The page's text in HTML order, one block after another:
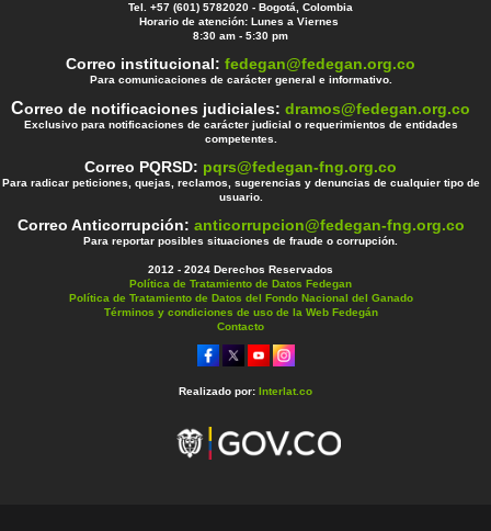
Tel. +57 (601) 5782020 - Bogotá, Colombia
Horario de atención: Lunes a Viernes
8:30 am - 5:30 pm
Correo institucional:fedegan@fedegan.org.co
Para comunicaciones de carácter general e informativo.
Correo de notificaciones judiciales:dramos@fedegan.org.co
Exclusivo para notificaciones de carácter judicial o requerimientos de entidades
competentes.
Correo PQRSD: pqrs@fedegan-fng.org.co
Para radicar peticiones, quejas, reclamos, sugerencias y denuncias de cualquier tipo de
usuario.
Correo Anticorrupción: anticorrupcion@fedegan-fng.org.co
Para reportar posibles situaciones de fraude o corrupción.
2012 - 2024 Derechos Reservados
Política de Tratamiento de Datos Fedegan
Política de Tratamiento de Datos del Fondo Nacional del Ganado
Términos y condiciones de uso de la Web Fedegán
Contacto
Realizado por: Interlat.co